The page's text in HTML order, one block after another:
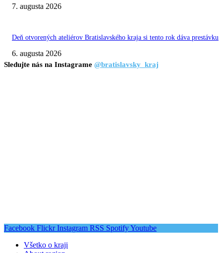
7. augusta 2026
Deň otvorených ateliérov Bratislavského kraja si tento rok dáva prestávku
6. augusta 2026
Sledujte nás na Instagrame @bratislavsky_kraj
Facebook Flickr Instagram RSS SpotifyYoutube
Všetko o kraji